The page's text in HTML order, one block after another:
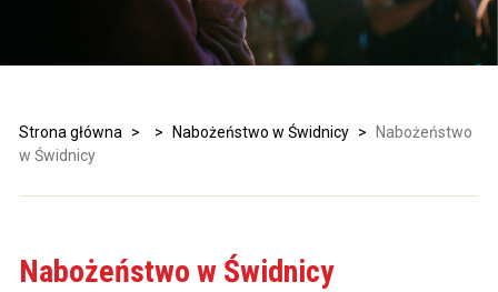
Strona główna > > Nabożeństwo w Świdnicy >
Nabożeństwo
w Świdnicy
Nabożeństwo w Świdnicy